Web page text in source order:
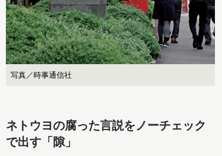
写真／時事通信社
ネトウヨの腐った言説をノーチェック
で出す「隙」